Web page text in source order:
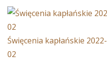
Święcenia kapłańskie 2022-
02